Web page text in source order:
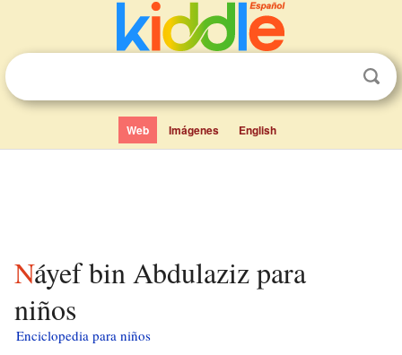
Web Imágenes English
Náyef bin Abdulaziz para
niños
Enciclopedia para niños